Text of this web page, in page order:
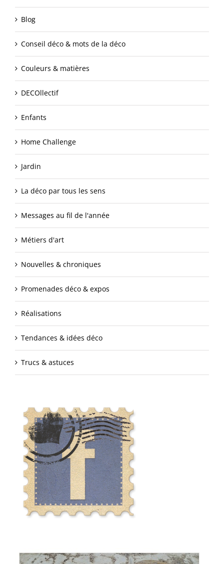
Blog
Conseil déco & mots de la déco
Couleurs & matières
DECOllectif
Enfants
Home Challenge
Jardin
La déco par tous les sens
Messages au fil de l'année
Métiers d'art
Nouvelles & chroniques
Promenades déco & expos
Réalisations
Tendances & idées déco
Trucs & astuces